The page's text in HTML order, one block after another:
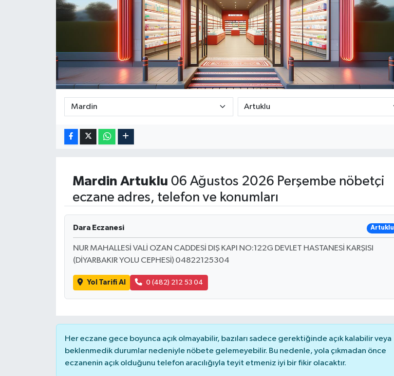
Mardin Artuklu 06 Ağustos 2026 Perşembe nöbetçi
eczane adres, telefon ve konumları
Dara Eczanesi Artuklu
NUR MAHALLESİ VALİ OZAN CADDESİ DIŞ KAPI NO:122G DEVLET HASTANESİ KARŞISI
(DİYARBAKIR YOLU CEPHESİ) 04822125304
Yol Tarifi Al 0 (482) 212 53 04
Her eczane gece boyunca açık olmayabilir, bazıları sadece gerektiğinde açık kalabilir veya
beklenmedik durumlar nedeniyle nöbete gelemeyebilir. Bu nedenle, yola çıkmadan önce
eczanenin açık olduğunu telefon aracılığıyla teyit etmeniz iyi bir fikir olacaktır.
Sivil Toplum
Yerel Yönetimler